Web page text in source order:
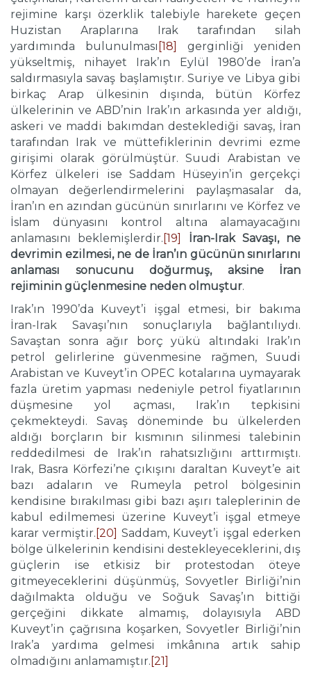
rejimine karşı özerklik talebiyle harekete geçen
Huzistan Araplarına Irak tarafından silah
yardımında bulunulması [18]
gerginliği yeniden
yükseltmiş, nihayet Irak’ın Eylül 1980’de İran’a
saldırmasıyla savaş başlamıştır. Suriye ve Libya gibi
birkaç Arap ülkesinin dışında, bütün Körfez
ülkelerinin ve ABD’nin Irak’ın arkasında yer aldığı,
askeri ve maddi bakımdan desteklediği savaş, İran
tarafından Irak ve müttefiklerinin devrimi ezme
girişimi olarak görülmüştür. Suudi Arabistan ve
Körfez ülkeleri ise Saddam Hüseyin’in gerçekçi
olmayan değerlendirmelerini paylaşmasalar da,
İran’ın en azından gücünün sınırlarını ve Körfez ve
İslam dünyasını kontrol altına alamayacağını
anlamasını beklemişlerdir. [19]
İran-Irak Savaşı, ne
devrimin ezilmesi, ne de İran’ın gücünün sınırlarını
anlaması sonucunu doğurmuş, aksine İran
rejiminin güçlenmesine neden olmuştur.
Irak’ın 1990’da Kuveyt’i işgal etmesi, bir bakıma
İran-Irak Savaşı’nın sonuçlarıyla bağlantılıydı.
Savaştan sonra ağır borç yükü altındaki Irak’ın
petrol gelirlerine güvenmesine rağmen, Suudi
Arabistan ve Kuveyt’in OPEC kotalarına uymayarak
fazla üretim yapması nedeniyle petrol fiyatlarının
düşmesine yol açması, Irak’ın tepkisini
çekmekteydi. Savaş döneminde bu ülkelerden
aldığı borçların bir kısmının silinmesi talebinin
reddedilmesi de Irak’ın rahatsızlığını arttırmıştı.
Irak, Basra Körfezi’ne çıkışını daraltan Kuveyt’e ait
bazı adaların ve Rumeyla petrol bölgesinin
kendisine bırakılması gibi bazı aşırı taleplerinin de
kabul edilmemesi üzerine Kuveyt’i işgal etmeye
karar vermiştir. [20] Saddam, Kuveyt’i işgal ederken
bölge ülkelerinin kendisini destekleyeceklerini, dış
güçlerin ise etkisiz bir protestodan öteye
gitmeyeceklerini düşünmüş, Sovyetler Birliği’nin
dağılmakta olduğu ve Soğuk Savaş’ın bittiği
gerçeğini dikkate almamış, dolayısıyla ABD
Kuveyt’in çağrısına koşarken, Sovyetler Birliği’nin
Irak’a yardıma gelmesi imkânına artık sahip
olmadığını anlamamıştır. [21]